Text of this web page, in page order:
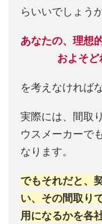
らいいでしょうか
あなたの、理想
およそ
を考えなければ
実際には、間取
ウスメーカーで
なります。
でもそれだと、
い、その間取り
用になるかを各